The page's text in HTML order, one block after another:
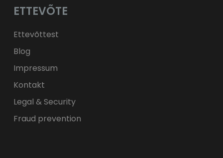
ft HUF
zł PLN
ETTEVÕTE
Ettevõttest
Blog
Impressum
Kontakt
Legal & Security
Fraud prevention